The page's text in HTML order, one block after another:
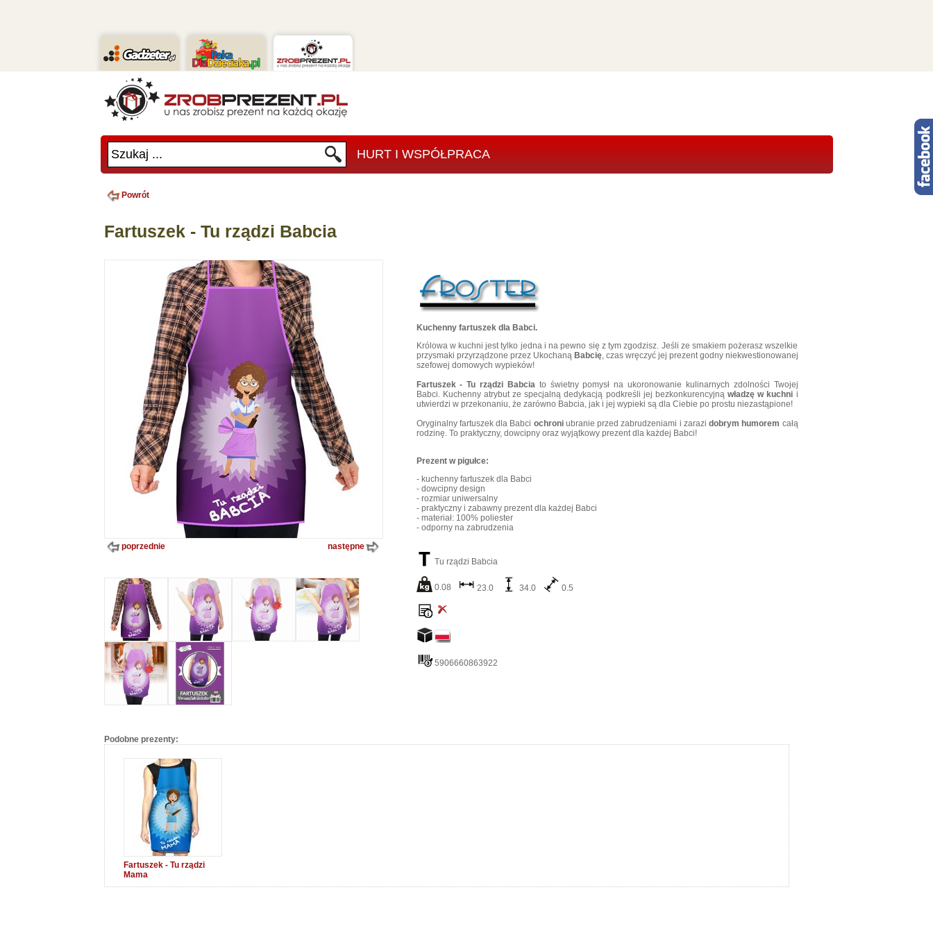
Szukaj ... HURT I WSPÓŁPRACA
Powrót
Fartuszek - Tu rządzi Babcia
poprzednie następne
Kuchenny fartuszek dla Babci.
Królowa w kuchni jest tylko jedna i na pewno się z tym zgodzisz. Jeśli ze smakiem pożerasz wszelkie
przysmaki przyrządzone przez Ukochaną Babcię, czas wręczyć jej prezent godny niekwestionowanej
szefowej domowych wypieków!
Fartuszek - Tu rządzi Babciato świetny pomysł na ukoronowanie kulinarnych zdolności Twojej
Babci. Kuchenny atrybut ze specjalną dedykacją podkreśli jej bezkonkurencyjną władzę w kuchni i
utwierdzi w przekonaniu, że zarówno Babcia, jak i jej wypieki są dla Ciebie po prostu niezastąpione!
Oryginalny fartuszek dla Babci ochroniubranie przed zabrudzeniami i zarazi dobrym humorem całą
rodzinę. To praktyczny, dowcipny oraz wyjątkowy prezent dla każdej Babci!
Prezent w pigułce:
- kuchenny fartuszek dla Babci
- dowcipny design
- rozmiar uniwersalny
- praktyczny i zabawny prezent dla każdej Babci
- materiał: 100% poliester
- odporny na zabrudzenia
Tu rządzi Babcia
0.08 23.0 34.0 0.5
5906660863922
Podobne prezenty:
Fartuszek - Tu rządzi
Mama